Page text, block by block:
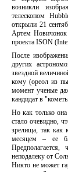
возникли
телескопом
открыли 21
Артем Новичонок
проекта ISON
После
других
звездной
кому (ореол из
момент ученые
кандидат в
Но как только
стало очевидно,
зрелища, так как
месяцем – ее
неподалеку от
Никто не может